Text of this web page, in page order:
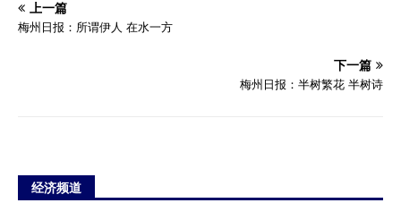
上一篇
梅州日报：所谓伊人 在水一方
下一篇
梅州日报：半树繁花 半树诗
经济频道